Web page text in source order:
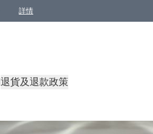
詳情
退貨及退款政策